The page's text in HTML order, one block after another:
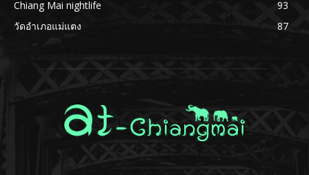
Chiang Mai nightlife
93
วัดอำเภอแม่แตง
87